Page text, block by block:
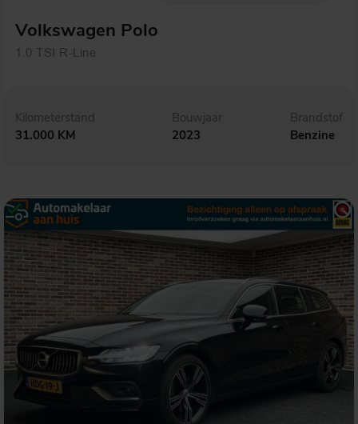
Volkswagen Polo
1.0 TSI R-Line
Kilometerstand
31.000 KM
Bouwjaar
2023
Brandstof
Benzine